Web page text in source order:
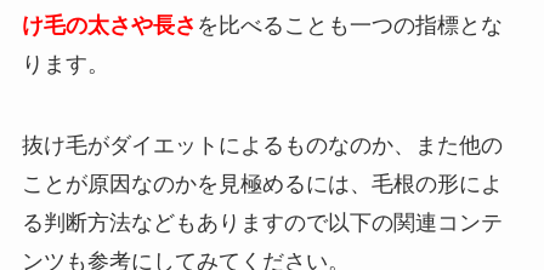
け毛の太さや長さ を比べることも一つの指標とな
ります。
抜け毛がダイエットによるものなのか、また他の
ことが原因なのかを見極めるには、毛根の形によ
る判断方法などもありますので以下の関連コンテ
ンツも参考にしてみてください。